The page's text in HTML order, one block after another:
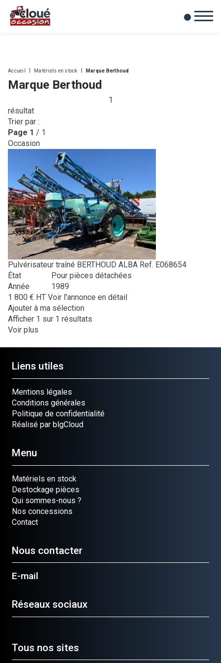
Mes favoris
0
Accueil Matériels en stock Marque Berthoud
Marque Berthoud
1
résultat
Trier par :
Page 1 / 1
Occasion
Pulvérisateur traîné BERTHOUD ALBA Ref. E068654
État
Pour pièces détachées
Année
1989
1 800 € HT Voir l'annonce en détail
Ajouter à ma sélection
Afficher 1 sur 1 résultats
Voir plus
Liens utiles
Mentions légales
Conditions générales
Politique de confidentialité
Réalisé par blgCloud
Menu
Matériels en stock
Destockage pièces
Qui sommes-nous ?
Nos concessions
Contact
Nous contacter
E-mail
Réseaux sociaux
Tous nos sites